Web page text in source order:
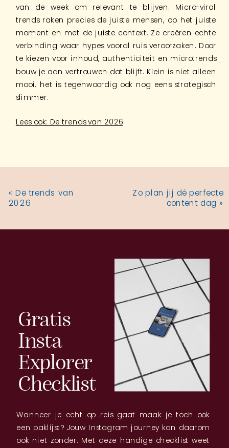
van de week om relevant te blijven. Micro-viral
trends raken precies de juiste mensen, op het juiste
moment en met de juiste context. Ze creëren echte
verbinding waar hypes vooral ruis veroorzaken. Door
te kiezen voor inhoud, authenticiteit en microtrends
bouw je aan vertrouwen dat blijft. Klein is niet alleen
mooi, het is tegenwoordig ook nog eens strategisch
slimmer.
Lees ook: De trends van 2026
« De trends van
2026
Zo plan jij dé perfecte
content dag »
Wanneer je echt op reis gaat maak je toch ook
een paklijst? Jouw Instagram journey kan daarom
ook niet zonder. Met deze handige checklist weet
Gratis
Insta
Explorer
Checklist